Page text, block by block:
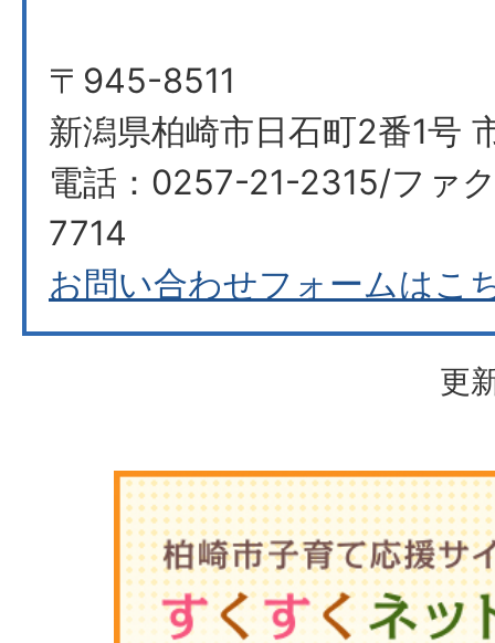
〒945-8511
新潟県柏崎市日石町2番1号
電話：0257-21-2315/ファ
7714
お問い合わせフォームはこ
更